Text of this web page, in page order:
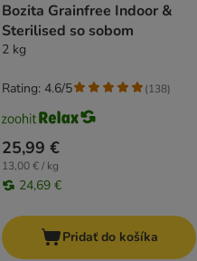
Bozita Grainfree Indoor &
Sterilised so sobom
2 kg
25,99 €
13,00 € / kg
24,69 €
Rating: 4.6/5 (138)
Pridať do košíka